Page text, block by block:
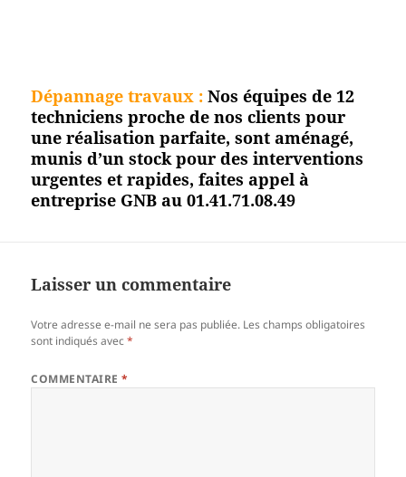
Dépannage travaux : Nos équipes de 12
techniciens proche de nos clients pour
une réalisation parfaite, sont aménagé,
munis d’un stock pour des interventions
urgentes et rapides, faites appel à
entreprise GNB au 01.41.71.08.49
Laisser un commentaire
Votre adresse e-mail ne sera pas publiée. Les champs obligatoires
sont indiqués avec*
COMMENTAIRE*